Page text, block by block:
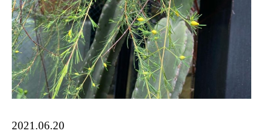
2021.06.20